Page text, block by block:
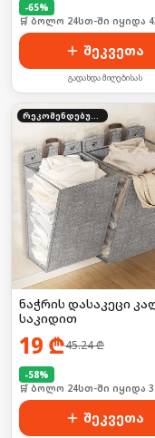
-65%
🛒 ბოლო 24სთ-ში იყიდა
შეკვეთა
გადახდა მიღებისას
რეკომენდებული
ნაჭრის დასაკეცი
საკიდით
19 ₾45.24₾
-58%
🛒 ბოლო 24სთ-ში იყიდა
შეკვეთა